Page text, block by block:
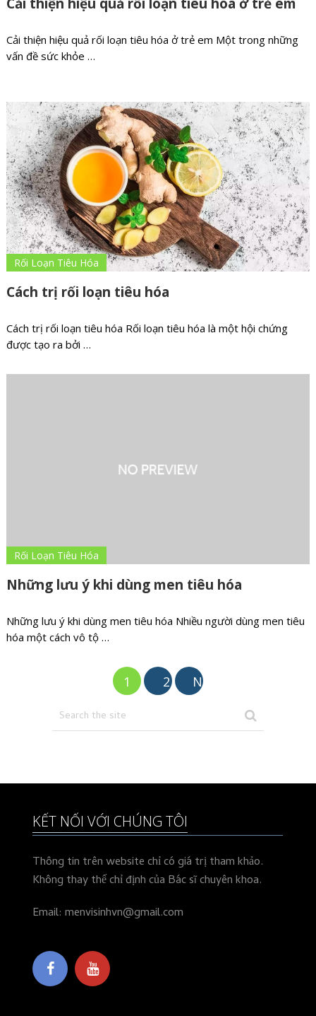
Cải thiện hiệu quả rối loạn tiêu hóa ở trẻ em Một trong những
vấn đề sức khỏe …
Cách trị rối loạn tiêu hóa
Rối Loạn Tiêu Hóa
Cách trị rối loạn tiêu hóa Rối loạn tiêu hóa là một hội chứng
được tạo ra bởi …
Những lưu ý khi dùng men tiêu hóa
Rối Loạn Tiêu Hóa
Những lưu ý khi dùng men tiêu hóa Nhiều người dùng men tiêu
hóa một cách vô tộ …
trang
1 2 Next
KẾT NỐI VỚI CHÚNG TÔI
Thông tin trên website chỉ có giá trị tham khảo.
Không thay thế chỉ định của Bác sĩ chuyên khoa.
Email: menvisinhvn@gmail.com